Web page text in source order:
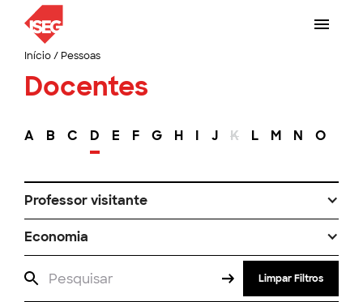
Início/ Pessoas
Docentes
A B C D E F G H I J K L M N O
Professor visitante
Economia
Limpar Filtros